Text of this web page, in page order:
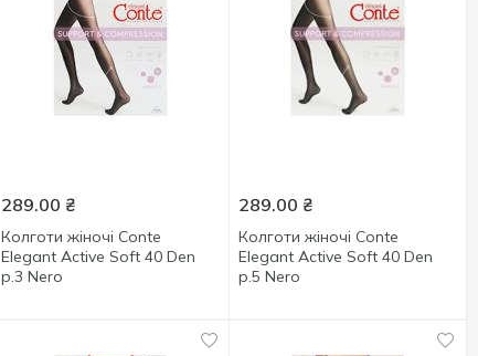
289.00 ₴
Колготи жіночі Conte
Elegant Active Soft 40 Den
р.3 Nero
289.00 ₴
Колготи жіночі Conte
Elegant Active Soft 40 Den
р.5 Nero